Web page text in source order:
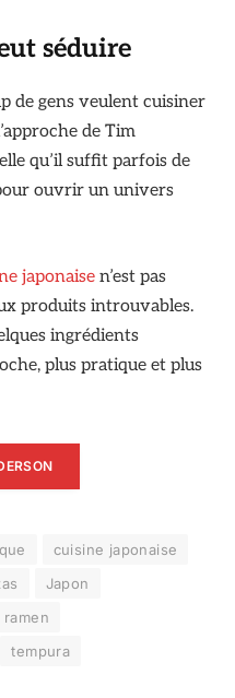
séduire
de gens veulent cuisiner
de Tim
qu’il suffit parfois de
ouvrir un univers
japonaise n’est pas
produits introuvables.
ingrédients
plus pratique et plus
cuisine japonaise
Japon
ramen
tempura